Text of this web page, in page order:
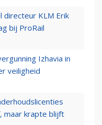
directeur KLM Erik
bij ProRail
Izhavia in
veiligheid
maar krapte blijft